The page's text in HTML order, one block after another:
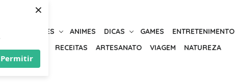
Permitir
×
CURIOSIDADES ANIMES DICAS GAMES ENTRETENIMENTO
BELEZA
RECEITAS ARTESANATO VIAGEM NATUREZA